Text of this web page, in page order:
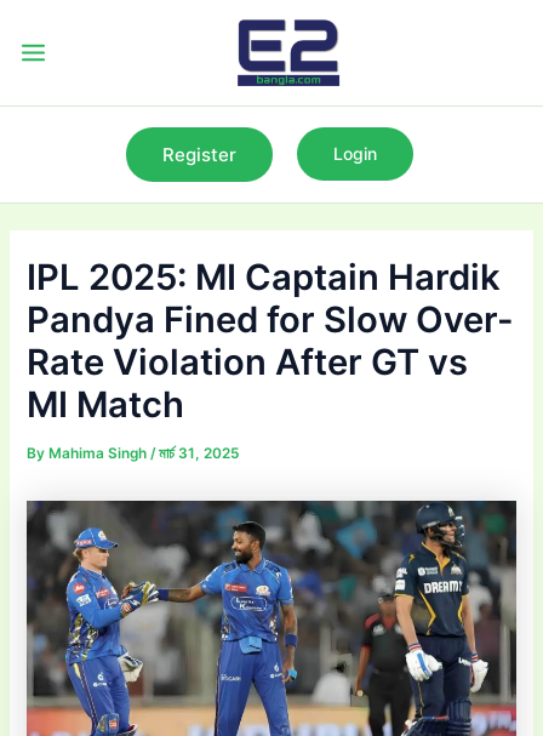
Register Login
IPL 2025: MI Captain Hardik
Pandya Fined for Slow Over-
Rate Violation After GT vs
MI Match
By Mahima Singh/মার্চ 31, 2025